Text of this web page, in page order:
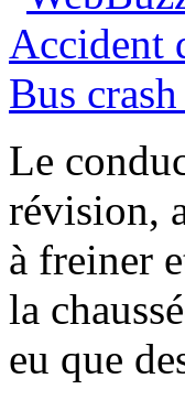
Le
révision,
à freiner
la
eu que